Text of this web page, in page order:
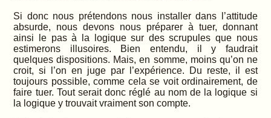
Si donc nous prétendons nous installer dans l’attitude
absurde, nous devons nous préparer à tuer, donnant
ainsi le pas à la logique sur des scrupules que nous
estimerons illusoires. Bien entendu, il y faudrait
quelques dispositions. Mais, en somme, moins qu’on ne
croit, si l’on en juge par l’expérience. Du reste, il est
toujours possible, comme cela se voit ordinairement, de
faire tuer. Tout serait donc réglé au nom de la logique si
la logique y trouvait vraiment son compte.